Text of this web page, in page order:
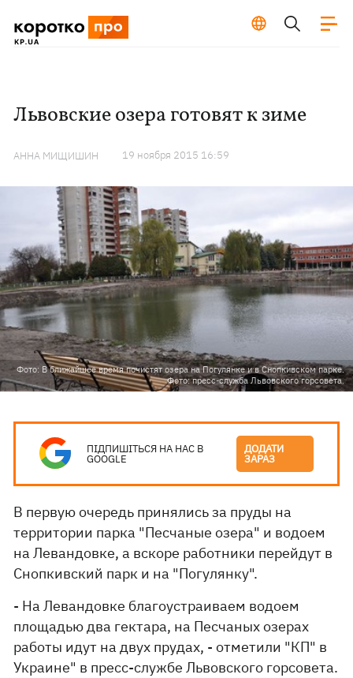
Львовские озера готовят к зиме
АННА МИЩИШИН 19 ноября 2015 16:59
Фото: В ближайшее время почистят озера на Погулянке и в Снопкивском парке.
Фото: пресс-служба Львовского горсовета.
ПІДПИШІТЬСЯ НА НАС В
GOOGLE
ДОДАТИ
ЗАРАЗ
В первую очередь принялись за пруды на
территории парка "Песчаные озера" и водоем
на Левандовке, а вскоре работники перейдут в
Снопкивский парк и на "Погулянку".
- На Левандовке благоустраиваем водоем
площадью два гектара, на Песчаных озерах
работы идут на двух прудах, - отметили "КП" в
Украине" в пресс-службе Львовского горсовета.